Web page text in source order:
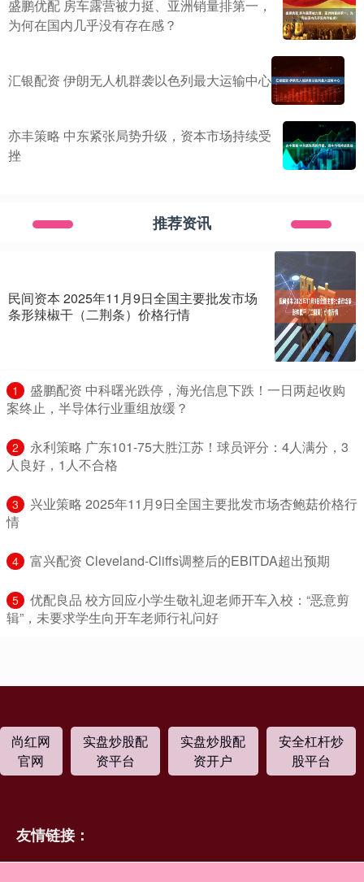
盛鹏优配 房车露营被力挺、亚洲销量排第一，
为何在国内几乎没有存在感？
汇银配资 伊朗无人机群袭以色列最大运输中心
亦丰策略 中东紧张局势升级，资本市场持续受
挫
推荐资讯
民间资本 2025年11月9日全国主要批发市场
条形辣椒干（二荆条）价格行情
1
​盛鹏配资 中科曙光跌停，海光信息下跌！一日两起收购
案终止，半导体行业重组放缓？
2
​永利策略 广东101-75大胜江苏！球员评分：4人满分，3
人良好，1人不合格
3
​兴业策略 2025年11月9日全国主要批发市场杏鲍菇价格行
情
4 ​富兴配资 Cleveland-Cliffs调整后的EBITDA超出预期
5
​优配良品 校方回应小学生敬礼迎老师开车入校：“恶意剪
辑”，未要求学生向开车老师行礼问好
尚红网
官网
实盘炒股配
资平台
实盘炒股配
资开户
安全杠杆炒
股平台
友情链接：